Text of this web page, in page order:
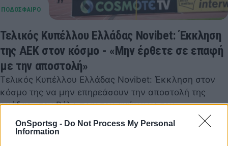
OnSportsg - Do Not Process My Personal
Information
Τελικός Κυπέλλου Ελλάδας Novibet: Έκκληση
της ΑΕΚ στον κόσμο - «Μην έρθετε σε επαφή
με την αποστολή»
Τελικός Κυπέλλου Ελλάδας Novibet: Έκκληση στον
κόσμο της να μην επηρεάσουν την αποστολή της
ομάδας στον Βόλο πριν τον αγώνα με τον…
23 Μαΐου 2023 18:01